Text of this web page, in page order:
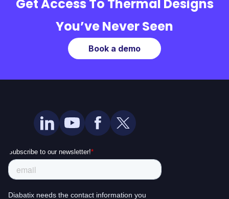
Get Access To Thermal Designs
You’ve Never Seen
Book a demo